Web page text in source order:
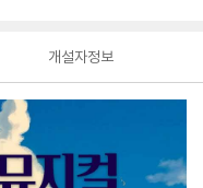
개설자정보